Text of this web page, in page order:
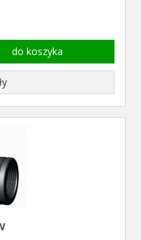
do koszyka